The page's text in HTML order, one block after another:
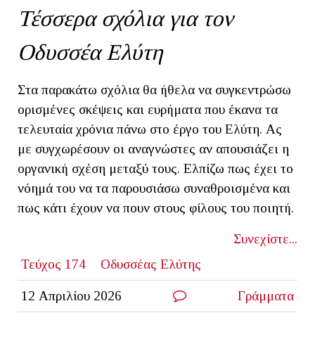
Τέσσερα σχόλια για τον
Οδυσσέα Ελύτη
Στα παρακάτω σχόλια θα ήθελα να συγκεντρώσω
ορισμένες σκέψεις και ευρήματα που έκανα τα
τελευταία χρόνια πάνω στο έργο του Ελύτη. Ας
με συγχωρέσουν οι αναγνώστες αν απουσιάζει η
οργανική σχέση μεταξύ τους. Ελπίζω πως έχει το
νόημά του να τα παρουσιάσω συναθροισμένα και
πως κάτι έχουν να πουν στους φίλους του ποιητή.
Συνεχίστε...
Τεύχος 174
Οδυσσέας Ελύτης
12 Απριλίου 2026 Γράμματα